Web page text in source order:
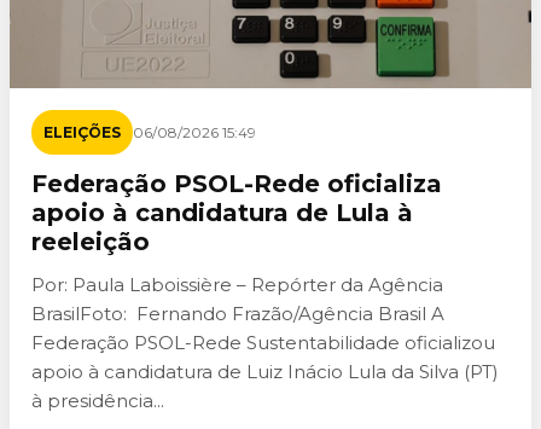
ELEIÇÕES 06/08/2026 15:49
Federação PSOL-Rede oficializa
apoio à candidatura de Lula à
reeleição
Por: Paula Laboissière – Repórter da Agência
BrasilFoto: Fernando Frazão/Agência Brasil A
Federação PSOL-Rede Sustentabilidade oficializou
apoio à candidatura de Luiz Inácio Lula da Silva (PT)
à presidência...